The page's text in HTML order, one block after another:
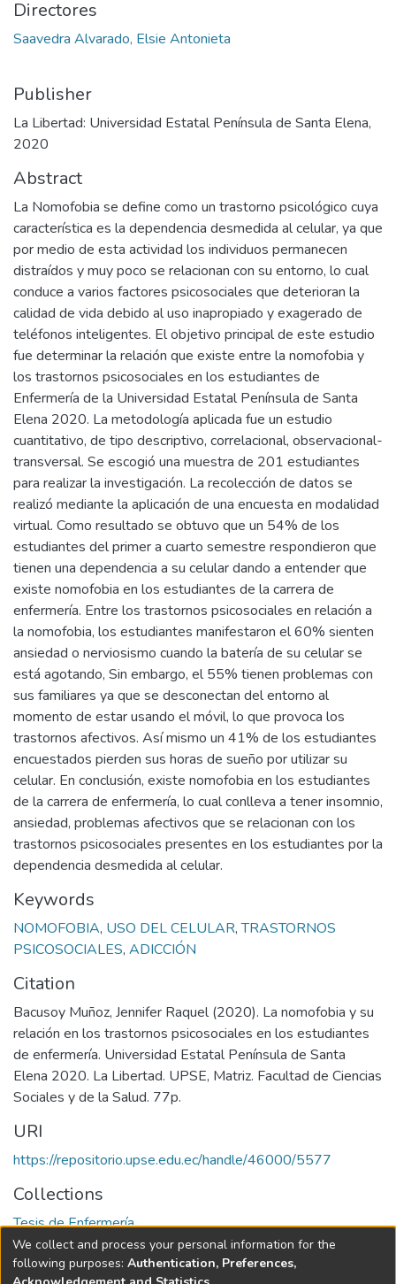
Directores
Saavedra Alvarado, Elsie Antonieta
Publisher
La Libertad: Universidad Estatal Península de Santa Elena,
2020
Abstract
La Nomofobia se define como un trastorno psicológico cuya
característica es la dependencia desmedida al celular, ya que
por medio de esta actividad los individuos permanecen
distraídos y muy poco se relacionan con su entorno, lo cual
conduce a varios factores psicosociales que deterioran la
calidad de vida debido al uso inapropiado y exagerado de
teléfonos inteligentes. El objetivo principal de este estudio
fue determinar la relación que existe entre la nomofobia y
los trastornos psicosociales en los estudiantes de
Enfermería de la Universidad Estatal Península de Santa
Elena 2020. La metodología aplicada fue un estudio
cuantitativo, de tipo descriptivo, correlacional, observacional-
transversal. Se escogió una muestra de 201 estudiantes
para realizar la investigación. La recolección de datos se
realizó mediante la aplicación de una encuesta en modalidad
virtual. Como resultado se obtuvo que un 54% de los
estudiantes del primer a cuarto semestre respondieron que
tienen una dependencia a su celular dando a entender que
existe nomofobia en los estudiantes de la carrera de
enfermería. Entre los trastornos psicosociales en relación a
la nomofobia, los estudiantes manifestaron el 60% sienten
ansiedad o nerviosismo cuando la batería de su celular se
está agotando, Sin embargo, el 55% tienen problemas con
sus familiares ya que se desconectan del entorno al
momento de estar usando el móvil, lo que provoca los
trastornos afectivos. Así mismo un 41% de los estudiantes
encuestados pierden sus horas de sueño por utilizar su
celular. En conclusión, existe nomofobia en los estudiantes
de la carrera de enfermería, lo cual conlleva a tener insomnio,
ansiedad, problemas afectivos que se relacionan con los
trastornos psicosociales presentes en los estudiantes por la
dependencia desmedida al celular.
Keywords
NOMOFOBIA, USO DEL CELULAR,TRASTORNOS
PSICOSOCIALES, ADICCIÓN
Citation
Bacusoy Muñoz, Jennifer Raquel (2020). La nomofobia y su
relación en los trastornos psicosociales en los estudiantes
de enfermería. Universidad Estatal Península de Santa
Elena 2020. La Libertad. UPSE, Matriz. Facultad de Ciencias
Sociales y de la Salud. 77p.
URI
https://repositorio.upse.edu.ec/handle/46000/5577
Collections
Tesis de Enfermería
Full item page
We collect and process your personal information for the
following purposes: Authentication, Preferences,